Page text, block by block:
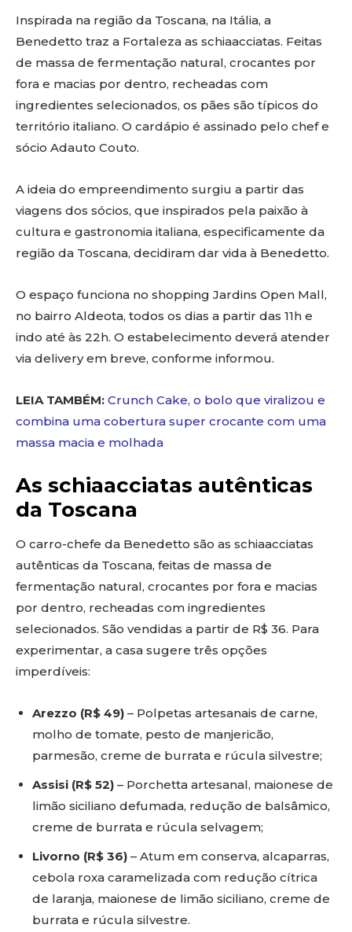
Inspirada na região da Toscana, na Itália, a
Benedetto traz a Fortaleza as schiaacciatas. Feitas
de massa de fermentação natural, crocantes por
fora e macias por dentro, recheadas com
ingredientes selecionados, os pães são típicos do
território italiano. O cardápio é assinado pelo chef e
sócio Adauto Couto.
A ideia do empreendimento surgiu a partir das
viagens dos sócios, que inspirados pela paixão à
cultura e gastronomia italiana, especificamente da
região da Toscana, decidiram dar vida à Benedetto.
O espaço funciona no shopping Jardins Open Mall,
no bairro Aldeota, todos os dias a partir das 11h e
indo até às 22h. O estabelecimento deverá atender
via delivery em breve, conforme informou.
LEIA TAMBÉM: Crunch Cake, o bolo que viralizou e
combina uma cobertura super crocante com uma
massa macia e molhada
As schiaacciatas autênticas
da Toscana
O carro-chefe da Benedetto são as schiaacciatas
autênticas da Toscana, feitas de massa de
fermentação natural, crocantes por fora e macias
por dentro, recheadas com ingredientes
selecionados. São vendidas a partir de R$ 36. Para
experimentar, a casa sugere três opções
imperdíveis:
Arezzo (R$ 49) – Polpetas artesanais de carne,
molho de tomate, pesto de manjericão,
parmesão, creme de burrata e rúcula silvestre;
Assisi (R$ 52) – Porchetta artesanal, maionese de
limão siciliano defumada, redução de balsâmico,
creme de burrata e rúcula selvagem;
Livorno (R$ 36) – Atum em conserva, alcaparras,
cebola roxa caramelizada com redução cítrica
de laranja, maionese de limão siciliano, creme de
burrata e rúcula silvestre.